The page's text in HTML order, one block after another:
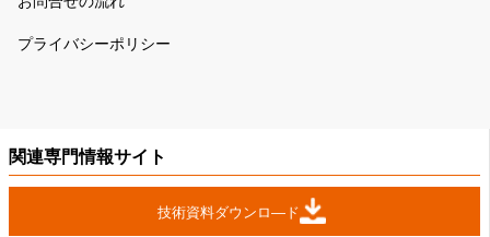
プライバシーポリシー
関連専門情報サイト
技術資料ダウンロ―ド